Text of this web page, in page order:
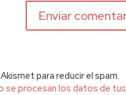
para reducir el spam.
se procesan los datos de tus